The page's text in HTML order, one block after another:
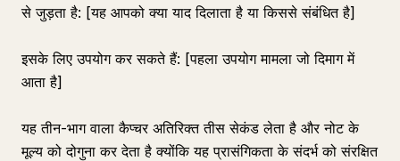
से जुड़ता है: [यह आपको क्या याद दिलाता है या किससे संबंधित है]
इसके लिए उपयोग कर सकते हैं: [पहला उपयोग मामला जो दिमाग में
आता है]
यह तीन-भाग वाला कैप्चर अतिरिक्त तीस सेकंड लेता है और नोट के
मूल्य को दोगुना कर देता है क्योंकि यह प्रासंगिकता के संदर्भ को संरक्षित